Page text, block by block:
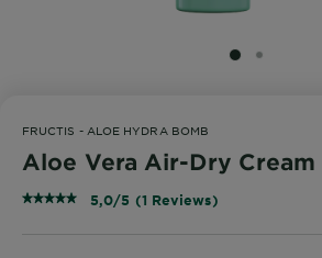
SLIDE 1
SLIDE 2
FRUCTIS - ALOE HYDRA BOMB
Aloe Vera Air-Dry Cream
5,0/5 (1 Reviews)